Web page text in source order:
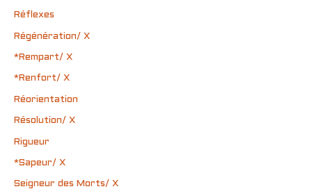
Réflexes
Régénération/ X
*Rempart/ X
*Renfort/ X
Réorientation
Résolution/ X
Rigueur
*Sapeur/ X
Seigneur des Morts/ X